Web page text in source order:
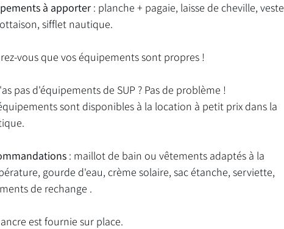
à apporter : planche + pagaie, laisse de cheville, veste
sifflet nautique.
vous que vos équipements sont propres !
pas d'équipements de SUP ? Pas de problème !
sont disponibles à la location à petit prix dans la
: maillot de bain ou vêtements adaptés à la
gourde d'eau, crème solaire, sac étanche, serviette,
de rechange .
est fournie sur place.